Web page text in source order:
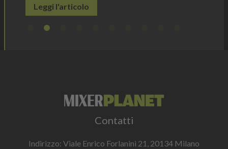
Leggi l'articolo
Contatti
Indirizzo: Viale Enrico Forlanini 21, 20134 Milano